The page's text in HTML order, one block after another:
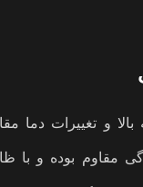
بالا و تغییرات
بوده و با